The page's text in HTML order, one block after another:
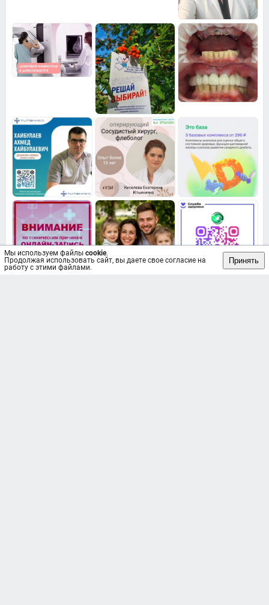
Мы используем файлы cookie.
Продолжая использовать сайт, вы даете свое согласие на
работу с этими файлами.
Принять